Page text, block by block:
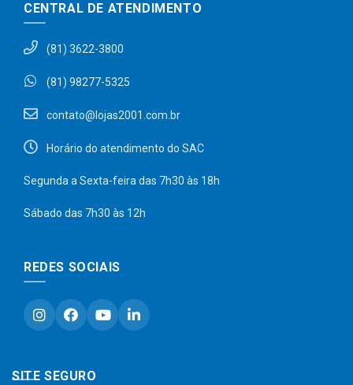
CENTRAL DE ATENDIMENTO
(81) 3622-3800
(81) 98277-5325
contato@lojas2001.com.br
Horário do atendimento do SAC
Segunda a Sexta-feira das 7h30 às 18h
Sábado das 7h30 às 12h
REDES SOCIAIS
SITE SEGURO